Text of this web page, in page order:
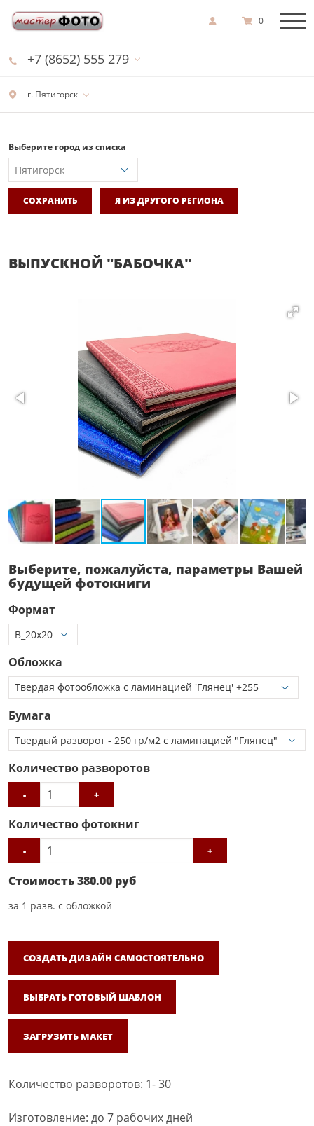
г. Пятигорск
+7 (8652) 555 279
0
Выберите город из списка
СОХРАНИТЬ Я ИЗ ДРУГОГО РЕГИОНА
ВЫПУСКНОЙ "БАБОЧКА"
Выберите, пожалуйста, параметры Вашей
будущей фотокниги
Формат
Обложка
Бумага
Количество разворотов
- +
Количество фотокниг
- +
Стоимость380.00 руб
за 1 разв. с обложкой
СОЗДАТЬ ДИЗАЙН САМОСТОЯТЕЛЬНО
ВЫБРАТЬ ГОТОВЫЙ ШАБЛОН
ЗАГРУЗИТЬ МАКЕТ
Количество разворотов: 1- 30
Изготовление: до 7 рабочих дней